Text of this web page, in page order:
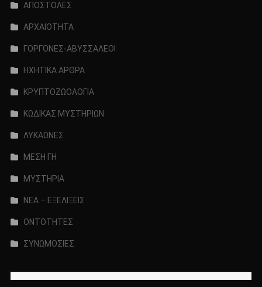
ΑΠΟΣΤΟΛΕΣ
ΑΡΧΑΙΟΤΗΤΑ
ΓΟΡΓΟΝΕΣ-ΑΒΥΣΣΑΛΕΟΙ
ΗΧΗΤΙΚΑ ΑΡΘΡΑ
ΚΡΥΠΤΟΖΩΟΛΟΓΙΑ
ΚΩΔΙΚΑΣ ΜΥΣΤΗΡΙΩΝ
ΛΥΚΑΩΝΕΣ
ΜΕΣΗ ΓΗ
ΜΥΣΤΗΡΙΑ
ΝΕΑ – ΕΞΕΛΙΞΕΙΣ
ΟΝΤΟΤΗΤΕΣ
ΣΥΝΩΜΟΣΙΕΣ